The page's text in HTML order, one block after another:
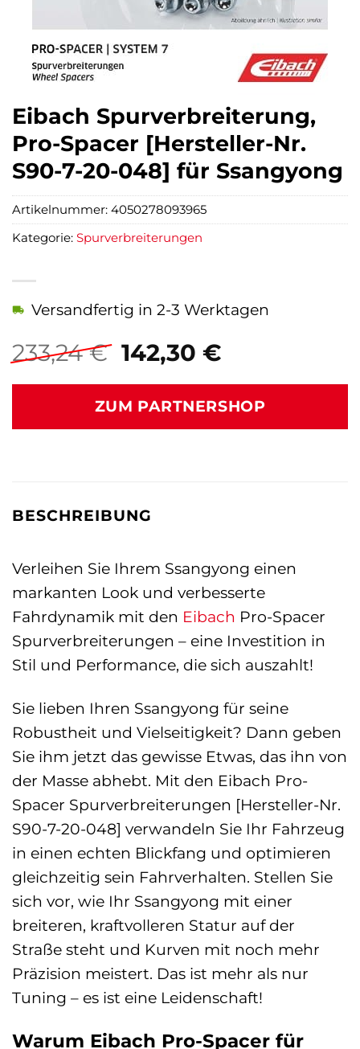
Eibach Spurverbreiterung,
Pro-Spacer [Hersteller-Nr.
S90-7-20-048] für Ssangyong
233,24€ Ursprünglicher
Preis
war:
233,24 €
142,30 €Aktueller
ist:
142,30 €.
Versandfertig in 2-3 Werktagen
ZUM PARTNERSHOP
Artikelnummer: 4050278093965
Kategorie: Spurverbreiterungen
BESCHREIBUNG
Verleihen Sie Ihrem Ssangyong einen
markanten Look und verbesserte
Fahrdynamik mit den Eibach Pro-Spacer
Spurverbreiterungen – eine Investition in
Stil und Performance, die sich auszahlt!
Sie lieben Ihren Ssangyong für seine
Robustheit und Vielseitigkeit? Dann geben
Sie ihm jetzt das gewisse Etwas, das ihn von
der Masse abhebt. Mit den Eibach Pro-
Spacer Spurverbreiterungen [Hersteller-Nr.
S90-7-20-048] verwandeln Sie Ihr Fahrzeug
in einen echten Blickfang und optimieren
gleichzeitig sein Fahrverhalten. Stellen Sie
sich vor, wie Ihr Ssangyong mit einer
breiteren, kraftvolleren Statur auf der
Straße steht und Kurven mit noch mehr
Präzision meistert. Das ist mehr als nur
Tuning – es ist eine Leidenschaft!
Warum Eibach Pro-Spacer für